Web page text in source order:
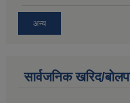
अन्य
सार्वजनिक खरिद/